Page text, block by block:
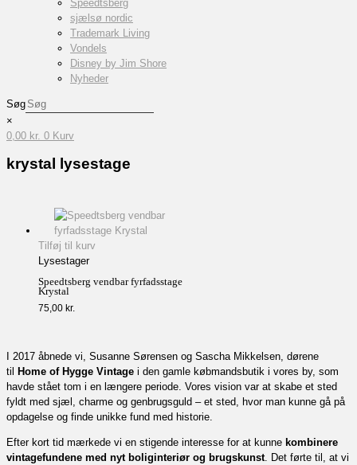
Speedtsberg
sjælsø nordic
Trademark Living
Vondels
Disney by Jim Shore
Nyheder
Søg
×
0,00 kr. 0 Kurv
krystal lysestage
Tilføj til kurv
Lysestager
Speedtsberg vendbar fyrfadsstage
Krystal
75,00 kr.
I 2017 åbnede vi, Susanne Sørensen og Sascha Mikkelsen, dørene
til
Home of Hygge Vintage i den gamle købmandsbutik i vores by, som
havde stået tom i en længere periode. Vores vision var at skabe et sted
fyldt med sjæl, charme og genbrugsguld – et sted, hvor man kunne gå på
opdagelse og finde unikke fund med historie.
Efter kort tid mærkede vi en stigende interesse for at kunne kombinere
vintagefundene med nyt boliginteriør og brugskunst . Det førte til, at vi